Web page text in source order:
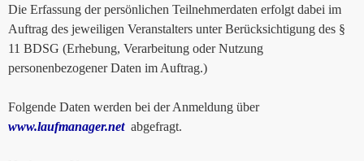
Die Erfassung der persönlichen Teilnehmerdaten erfolgt dabei im
Auftrag des jeweiligen Veranstalters unter Berücksichtigung des §
11 BDSG (Erhebung, Verarbeitung oder Nutzung
personenbezogener Daten im Auftrag.)
Folgende Daten werden bei der Anmeldung über
www.laufmanager.netabgefragt.